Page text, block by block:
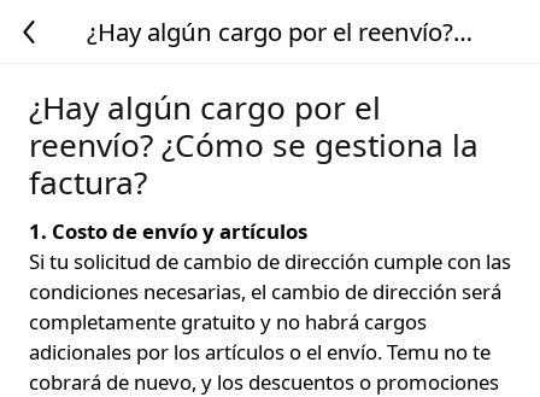
¿Hay algún cargo por el reenvío?
¿Hay algún cargo por el
reenvío? ¿Cómo se gestiona la
factura?
1. Costo de envío y artículos
Si tu solicitud de cambio de dirección cumple con las
condiciones necesarias, el cambio de dirección será
completamente gratuito y no habrá cargos
adicionales por los artículos o el envío. Temu no te
cobrará de nuevo, y los descuentos o promociones